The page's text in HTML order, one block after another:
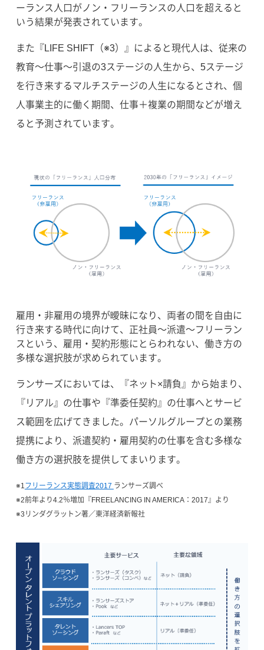
ーランス人口がノン・フリーランスの人口を超えると
いう結果が発表されています。
また『LIFE SHIFT（※3）』によると現代人は、従来の
教育〜仕事〜引退の3ステージの人生から、5ステージ
を行き来するマルチステージの人生になるとされ、個
人事業主的に働く期間、仕事＋複業の期間などが増え
ると予測されています。
雇用・非雇用の境界が曖昧になり、両者の間を自由に
行き来する時代に向けて、正社員〜派遣〜フリーラン
スという、雇用・契約形態にとらわれない、働き方の
多様な選択肢が求められています。
ランサーズにおいては、『ネット×請負』から始まり、
『リアル』の仕事や『準委任契約』の仕事へとサービ
ス範囲を広げてきました。パーソルグループとの業務
提携により、派遣契約・雇用契約の仕事を含む多様な
働き方の選択肢を提供してまいります。
※1フリーランス実態調査2017 ランサーズ調べ
※2前年より4.2％増加『FREELANCING IN AMERICA：2017』より
※3リンダグラットン著／東洋経済新報社